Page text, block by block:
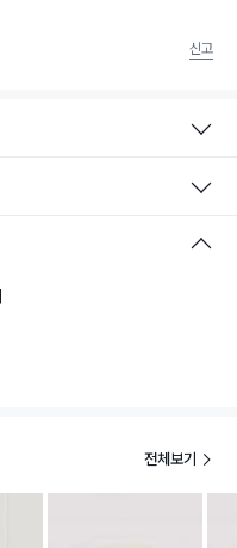
신고
전체보기